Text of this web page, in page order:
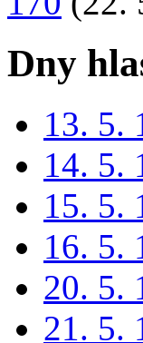
Dny
13. 5.
14. 5.
15. 5.
16. 5.
20. 5.
21. 5.